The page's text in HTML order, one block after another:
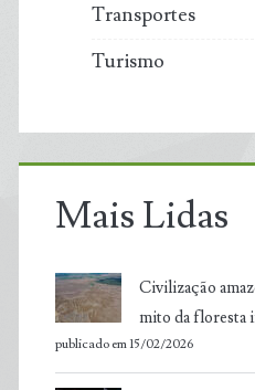
Transportes
Turismo
Mais Lidas
Civilização
mito da floresta
publicado em 15/02/2026